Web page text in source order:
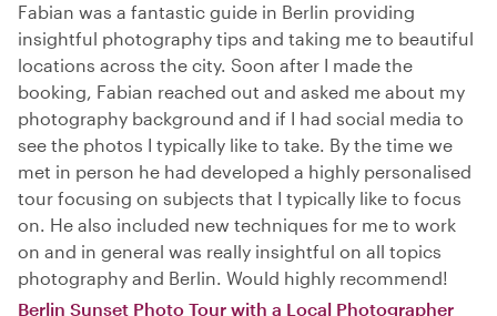
Fabian was a fantastic guide in Berlin providing
insightful photography tips and taking me to beautiful
locations across the city. Soon after I made the
booking, Fabian reached out and asked me about my
photography background and if I had social media to
see the photos I typically like to take. By the time we
met in person he had developed a highly personalised
tour focusing on subjects that I typically like to focus
on. He also included new techniques for me to work
on and in general was really insightful on all topics
photography and Berlin. Would highly recommend!
Berlin Sunset Photo Tour with a Local Photographer